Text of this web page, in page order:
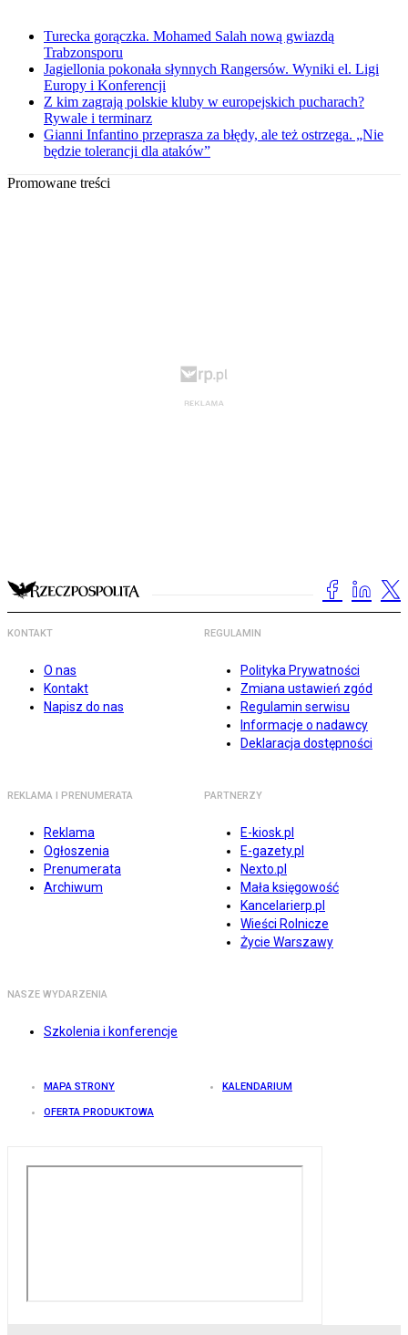
Turecka gorączka. Mohamed Salah nową gwiazdą
Trabzonsporu
Jagiellonia pokonała słynnych Rangersów. Wyniki el. Ligi
Europy i Konferencji
Z kim zagrają polskie kluby w europejskich pucharach?
Rywale i terminarz
Gianni Infantino przeprasza za błędy, ale też ostrzega. „Nie
będzie tolerancji dla ataków”
Promowane treści
KONTAKT
O nas
Kontakt
Napisz do nas
REGULAMIN
Polityka Prywatności
Zmiana ustawień zgód
Regulamin serwisu
Informacje o nadawcy
Deklaracja dostępności
REKLAMA I PRENUMERATA
Reklama
Ogłoszenia
Prenumerata
Archiwum
PARTNERZY
E-kiosk.pl
E-gazety.pl
Nexto.pl
Mała księgowość
Kancelarierp.pl
Wieści Rolnicze
Życie Warszawy
NASZE WYDARZENIA
Szkolenia i konferencje
MAPA STRONY KALENDARIUM
OFERTA PRODUKTOWA